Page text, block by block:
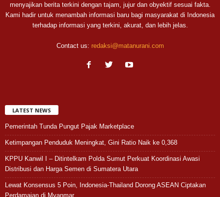
menyajikan berita terkini dengan tajam, jujur dan obyektif sesuai fakta.
Kami hadir untuk menambah informasi baru bagi masyarakat di Indonesia
terhadap informasi yang terkini, akurat, dan lebih jelas.
Contact us: redaksi@matanurani.com
LATEST NEWS
Pemerintah Tunda Pungut Pajak Marketplace
Ketimpangan Penduduk Meningkat, Gini Ratio Naik ke 0,368
KPPU Kanwil I – Ditintelkam Polda Sumut Perkuat Koordinasi Awasi
Distribusi dan Harga Semen di Sumatera Utara
Lewat Konsensus 5 Poin, Indonesia-Thailand Dorong ASEAN Ciptakan
Perdamaian di Myanmar